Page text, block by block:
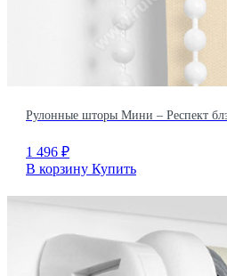
Рулонные шторы Мини – Респект
1 496 ₽
В корзину Купить